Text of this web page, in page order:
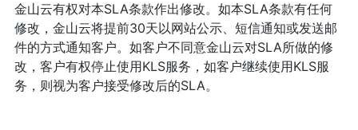
金山云有权对本SLA条款作出修改。如本SLA条款有任何
修改，金山云将提前30天以网站公示、短信通知或发送邮
件的方式通知客户。如客户不同意金山云对SLA所做的修
改，客户有权停止使用KLS服务，如客户继续使用KLS服
务，则视为客户接受修改后的SLA。